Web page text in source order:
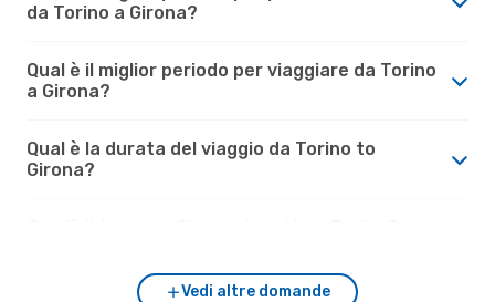
da Torino a Girona?
Qual è il miglior periodo per viaggiare da Torino
a Girona?
Qual è la durata del viaggio da Torino to
Girona?
Vedi altre domande